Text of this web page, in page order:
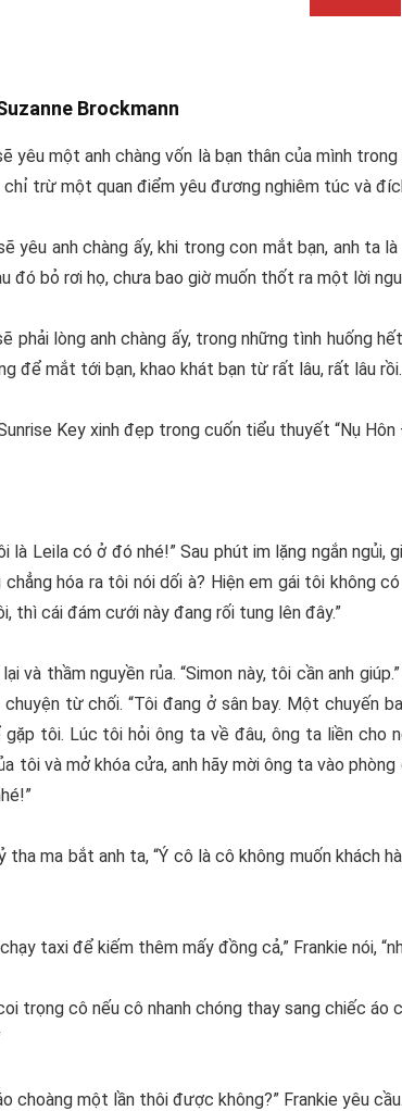
Brockmann
yêu một anh chàng vốn là bạn thân của mình
trừ một quan điểm yêu đương nghiêm túc và
yêu anh chàng ấy, khi trong con mắt bạn, anh ta
đó bỏ rơi họ, chưa bao giờ muốn thốt ra một lời
phải lòng anh chàng ấy, trong những tình huống
để mắt tới bạn, khao khát bạn từ rất lâu, rất lâu
Key xinh đẹp trong cuốn tiểu thuyết “Nụ
là Leila có ở đó nhé!” Sau phút im lặng ngắn
chẳng hóa ra tôi nói dối à? Hiện em gái tôi không
thì cái đám cưới này đang rối tung lên đây.”
và thầm nguyền rủa. “Simon này, tôi cần anh
từ chối. “Tôi đang ở sân bay. Một chuyến
gặp tôi. Lúc tôi hỏi ông ta về đâu, ông ta liền
tôi và mở khóa cửa, anh hãy mời ông ta vào
tha ma bắt anh ta, “Ý cô là cô không muốn
taxi để kiếm thêm mấy đồng cả,” Frankie nói,
trọng cô nếu cô nhanh chóng thay sang chiếc
choàng một lần thôi được không?” Frankie yêu